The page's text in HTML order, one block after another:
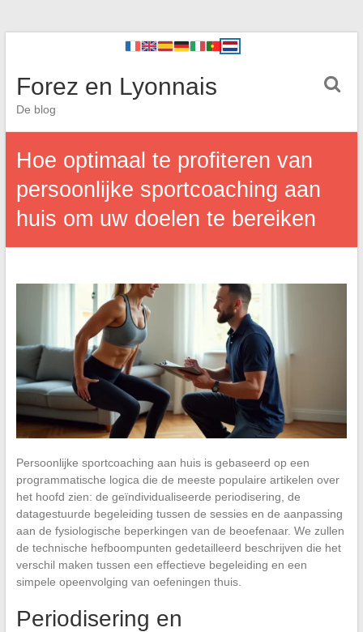
Forez en Lyonnais
De blog
Hoe optimaal te profiteren van
persoonlijke sportcoaching aan
huis om uw doelen te bereiken
Persoonlijke sportcoaching aan huis is gebaseerd op een
programmatische logica die de meeste populaire artikelen over
het hoofd zien: de geïndividualiseerde periodisering, de
datagestuurde begeleiding tussen de sessies en de aanpassing
aan de fysiologische beperkingen van de beoefenaar. We zullen
de technische hefboompunten gedetailleerd beschrijven die het
verschil maken tussen een effectieve begeleiding en een
simpele opeenvolging van oefeningen thuis.
Periodisering en